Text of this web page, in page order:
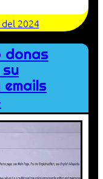
2024
donas